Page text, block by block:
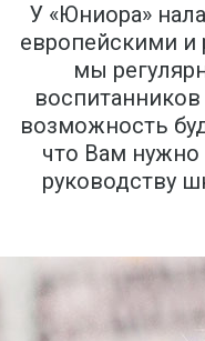
У «Юниора»
европейскими
мы
возможность
что Вам нужно
руководству